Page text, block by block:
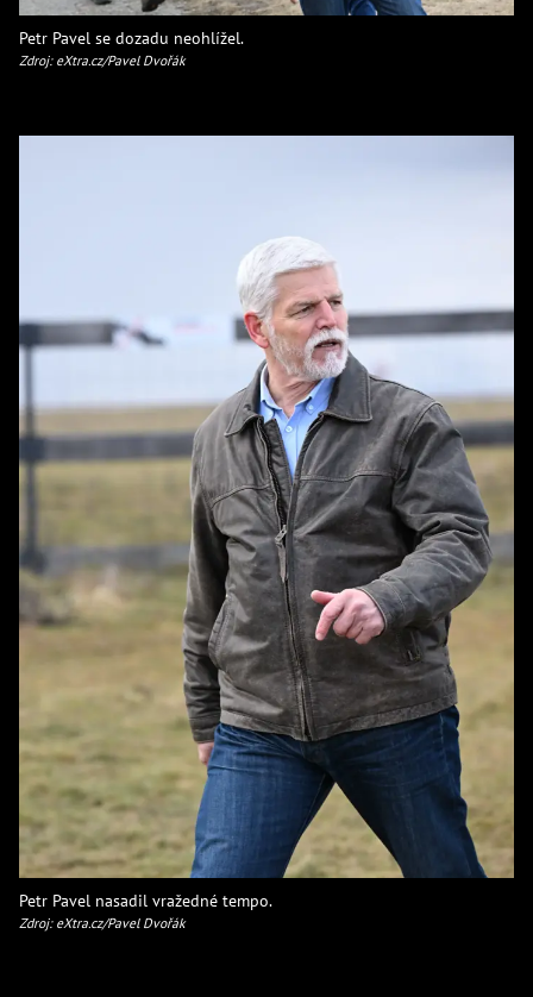
Petr Pavel se dozadu neohlížel.
Zdroj: eXtra.cz/Pavel Dvořák
Petr Pavel nasadil vražedné tempo.
Zdroj: eXtra.cz/Pavel Dvořák